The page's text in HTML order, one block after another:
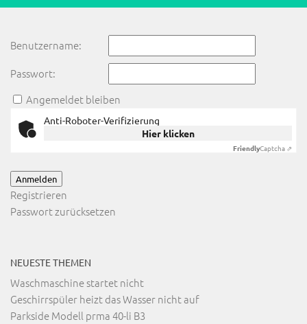
Benutzername:
Passwort:
Angemeldet bleiben
Anti-Roboter-Verifizierung
Hier klicken
FriendlyCaptcha ⇗
Anmelden
Registrieren
Passwort zurücksetzen
NEUESTE THEMEN
Waschmaschine startet nicht
Geschirrspüler heizt das Wasser nicht auf
Parkside Modell prma 40-li B3